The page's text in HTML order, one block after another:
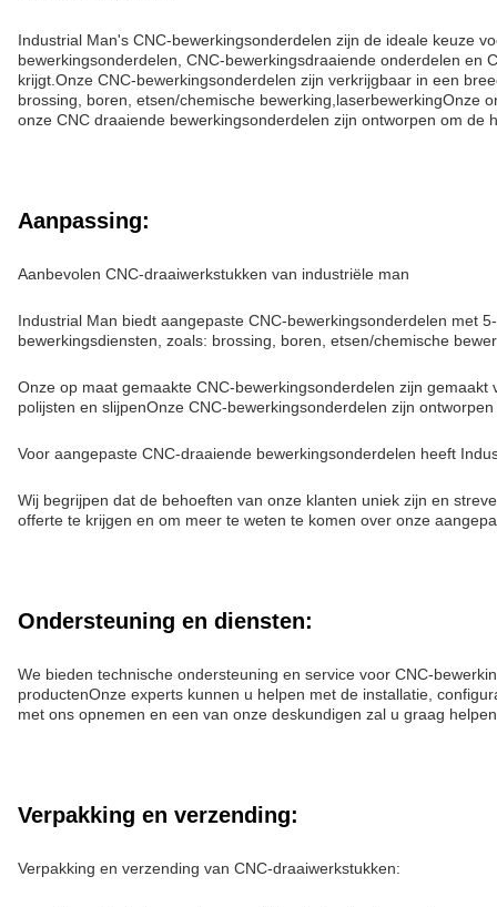
Industrial Man's CNC-bewerkingsonderdelen zijn de ideale keuze
bewerkingsonderdelen, CNC-bewerkingsdraaiende onderdelen
krijgt.Onze CNC-bewerkingsonderdelen zijn verkrijgbaar in een
brossing, boren, etsen/chemische bewerking,laserbewerkingOnze
onze CNC draaiende bewerkingsonderdelen zijn ontworpen om de
Aanpassing:
Aanbevolen CNC-draaiwerkstukken van industriële man
Industrial Man biedt aangepaste CNC-bewerkingsonderdelen met
bewerkingsdiensten, zoals: brossing, boren, etsen/chemische
Onze op maat gemaakte CNC-bewerkingsonderdelen zijn
polijsten en slijpenOnze CNC-bewerkingsonderdelen zijn
Voor aangepaste CNC-draaiende bewerkingsonderdelen heeft
Wij begrijpen dat de behoeften van onze klanten uniek zijn en
offerte te krijgen en om meer te weten te komen over onze
Ondersteuning en diensten:
We bieden technische ondersteuning en service voor CNC-
productenOnze experts kunnen u helpen met de installatie,
met ons opnemen en een van onze deskundigen zal u graag
Verpakking en verzending:
Verpakking en verzending van CNC-draaiwerkstukken: